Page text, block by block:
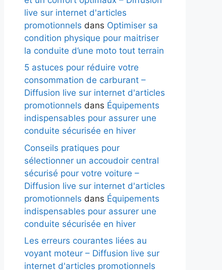
live sur internet d'articles
promotionnels dans Optimiser sa
condition physique pour maitriser
la conduite d’une moto tout terrain
5 astuces pour réduire votre
consommation de carburant –
Diffusion live sur internet d'articles
promotionnels dans Équipements
indispensables pour assurer une
conduite sécurisée en hiver
Conseils pratiques pour
sélectionner un accoudoir central
sécurisé pour votre voiture –
Diffusion live sur internet d'articles
promotionnels dans Équipements
indispensables pour assurer une
conduite sécurisée en hiver
Les erreurs courantes liées au
voyant moteur – Diffusion live sur
internet d'articles promotionnels